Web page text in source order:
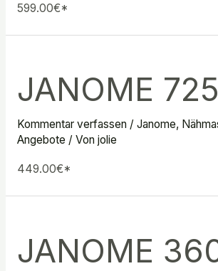
599.00€*
JANOME
Kommentar verfassen / Janome,
Angebote / Von jolie
449.00€*
JANOME